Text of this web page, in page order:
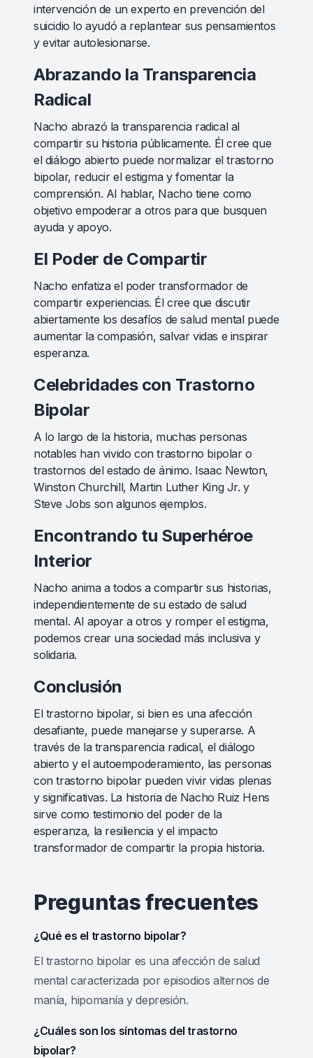
intervención de un experto en prevención del
suicidio lo ayudó a replantear sus pensamientos
y evitar autolesionarse.
Abrazando la Transparencia
Radical
Nacho abrazó la transparencia radical al
compartir su historia públicamente. Él cree que
el diálogo abierto puede normalizar el trastorno
bipolar, reducir el estigma y fomentar la
comprensión. Al hablar, Nacho tiene como
objetivo empoderar a otros para que busquen
ayuda y apoyo.
El Poder de Compartir
Nacho enfatiza el poder transformador de
compartir experiencias. Él cree que discutir
abiertamente los desafíos de salud mental puede
aumentar la compasión, salvar vidas e inspirar
esperanza.
Celebridades con Trastorno
Bipolar
A lo largo de la historia, muchas personas
notables han vivido con trastorno bipolar o
trastornos del estado de ánimo. Isaac Newton,
Winston Churchill, Martin Luther King Jr. y
Steve Jobs son algunos ejemplos.
Encontrando tu Superhéroe
Interior
Nacho anima a todos a compartir sus historias,
independientemente de su estado de salud
mental. Al apoyar a otros y romper el estigma,
podemos crear una sociedad más inclusiva y
solidaria.
Conclusión
El trastorno bipolar, si bien es una afección
desafiante, puede manejarse y superarse. A
través de la transparencia radical, el diálogo
abierto y el autoempoderamiento, las personas
con trastorno bipolar pueden vivir vidas plenas
y significativas. La historia de Nacho Ruiz Hens
sirve como testimonio del poder de la
esperanza, la resiliencia y el impacto
transformador de compartir la propia historia.
Preguntas frecuentes
¿Qué es el trastorno bipolar?
El trastorno bipolar es una afección de salud
mental caracterizada por episodios alternos de
manía, hipomanía y depresión.
¿Cuáles son los síntomas del trastorno
bipolar?